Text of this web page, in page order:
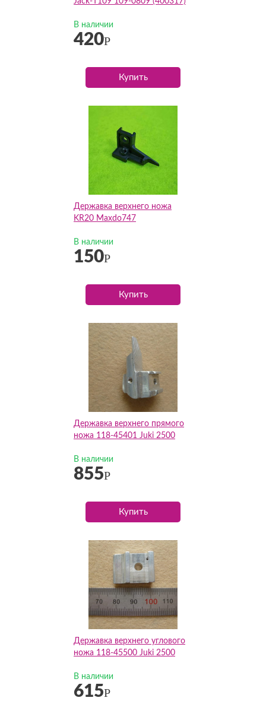
В наличии
420Р
Купить
Державка верхнего ножа
KR20 Maxdo747
В наличии
150Р
Купить
Державка верхнего прямого
ножа 118-45401 Juki 2500
В наличии
855Р
Купить
Державка верхнего углового
ножа 118-45500 Juki 2500
В наличии
615Р